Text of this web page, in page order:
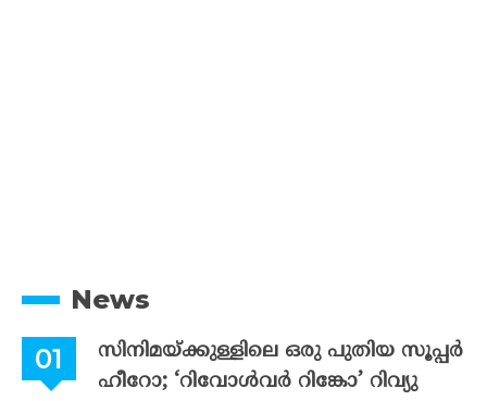
News
സിനിമയ്ക്കുള്ളിലെ ഒരു പുതിയ സൂപ്പർ
ഹീറോ; ‘റിവോൾവർ റിങ്കോ’ റിവ്യു